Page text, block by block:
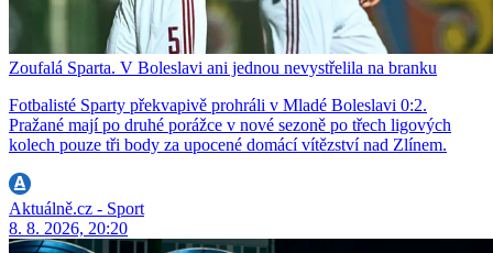
Zoufalá Sparta. V Boleslavi ani jednou nevystřelila na branku
Fotbalisté Sparty překvapivě prohráli v Mladé Boleslavi 0:2.
Pražané mají po druhé porážce v nové sezoně po třech ligových
kolech pouze tři body za upocené domácí vítězství nad Zlínem.
Aktuálně.cz - Sport
8. 8. 2026, 20:20